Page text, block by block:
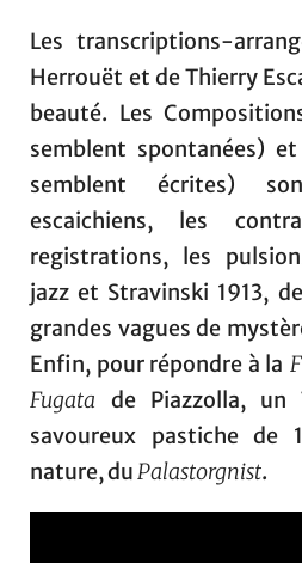
Les transcriptions-
Herrouët et de Thierry
beauté. Les
semblent spontanées)
semblent écrites)
escaichiens, les
registrations, les
jazz et Stravinski 1913,
grandes vagues de
Enfin, pour répondre à la
Fugata de Piazzolla, un
savoureux pastiche de
nature, duPalastorgnist.